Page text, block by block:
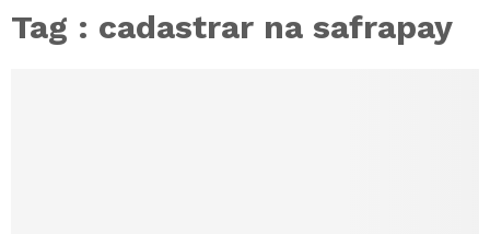
Tag : cadastrar na safrapay